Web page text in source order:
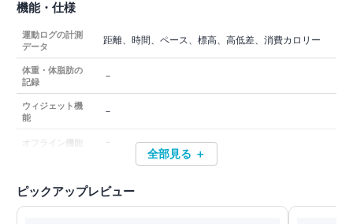
機能・仕様
運動ログの計測
データ
距離、時間、ペース、標高、高低差、消費カロリー
体重・体脂肪の
記録
－
ウィジェット機
能
－
オフライン機能 －
全部見る ＋
ピックアップレビュー